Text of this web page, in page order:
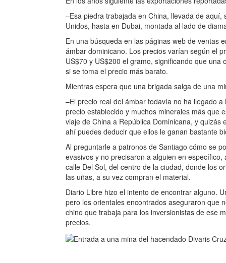
–Esa piedra trabajada en China, llevada de
Unidos, hasta en Dubai, montada al lado de
En una búsqueda en las páginas web de ventas
ámbar dominicano. Los precios varían según el
US$70 y US$200 el gramo, significando que
si se toma el precio más barato.
Mientras espera que una brigada salga de una
–El precio real del ámbar todavía no ha llegado
precio establecido y muchos minerales más que
viaje de China a República Dominicana, y
ahí puedes deducir que ellos le ganan bastante
Al preguntarle a patronos de Santiago cómo se
evasivos y no precisaron a alguien en
calle Del Sol, del centro de la ciudad, donde los
las uñas, a su vez compran el material.
Diario Libre hizo el intento de encontrar alguno.
pero los orientales encontrados aseguraron que
chino que trabaja para los inversionistas de ese
precios.